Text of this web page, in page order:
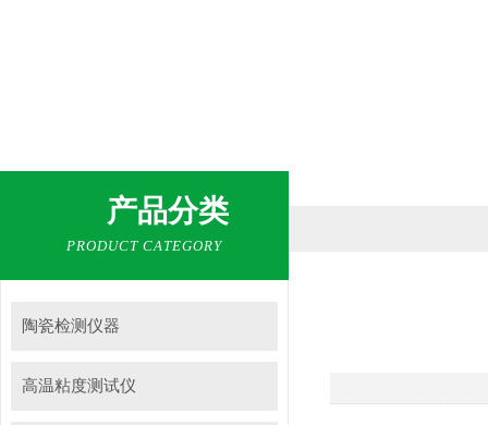
产品分类
PRODUCT CATEGORY
陶瓷检测仪器
高温粘度测试仪